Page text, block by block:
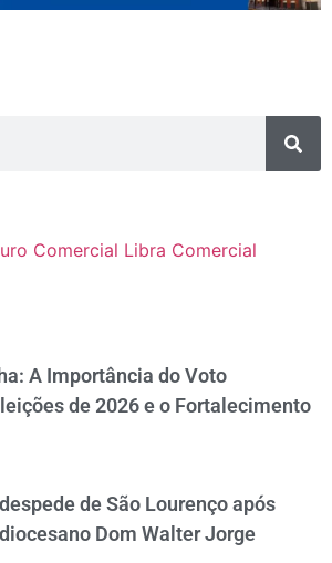
Comercial Libra Comercial
A Importância do Voto
de 2026 e o Fortalecimento
de São Lourenço após
Dom Walter Jorge